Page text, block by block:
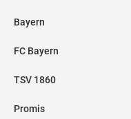
Bayern
FC Bayern
TSV 1860
Promis